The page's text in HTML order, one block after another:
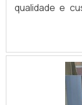
qualidade e
quadro de
Soluções
qualidade
SOBRE